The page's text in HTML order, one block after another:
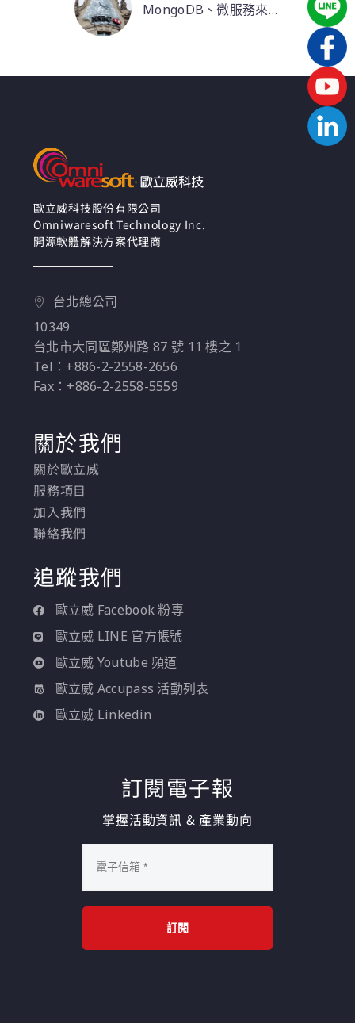
MongoDB、微服務來達
論，將「更簡單、更
好、更快」訂為數位化
轉型目標。滙豐部署
MongoDB來簡化、整
歐立威科技股份有限公司
Omniwaresoft Technology Inc.
開源軟體解決方案代理商
台北總公司
10349
台北市大同區鄭州路 87 號 11 樓之 1
Tel：+886-2-2558-2656
Fax：+886-2-2558-5559
關於我們
關於歐立威
服務項目
加入我們
聯絡我們
追蹤我們
歐立威 Facebook 粉專
歐立威 LINE 官方帳號
歐立威 Youtube 頻道
歐立威 Accupass 活動列表
歐立威 Linkedin
訂閱電子報
掌握活動資訊 & 產業動向
訂閱